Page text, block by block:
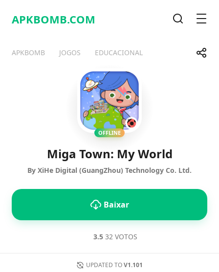
APKBOMB.COM
APKBOMB JOGOS EDUCACIONAL
TelegramFacebook
OFFLINE
Miga Town: My World
By XiHe Digital (GuangZhou) Technology Co. Ltd.
Baixar
3.5 32 VOTOS
UPDATED TO V1.101